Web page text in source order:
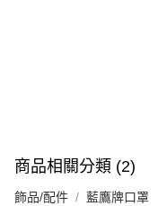
商品相關分類 (2)
飾品/配件 藍鷹牌口罩